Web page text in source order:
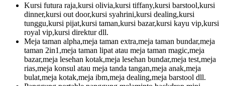
Kursi futura raja,kursi olivia,kursi tiffany,kursi barstool,kursi
dinner,kursi out door,kursi syahrini,kursi dealing,kursi
tunggu,kursi pijat,kursi taman,kursi bazar,kursi kayu vip,kursi
royal vip,kursi direktur dll.
Meja taman alpha,meja taman extra,meja taman bundar,meja
taman 2in1,meja taman lipat atau meja taman magic,meja
bazar,meja lesehan kotak,meja lesehan bundar,meja test,meja
rias,meja konsul atau meja tanda tangan,meja anak,meja
bulat,meja kotak,meja ibm,meja dealing,meja barstool dll.